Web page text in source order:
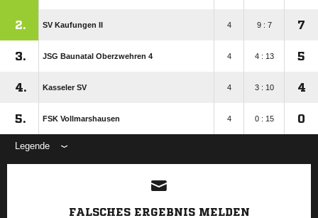
2. SV Kaufungen II 4 9 : 7 7
3. JSG Baunatal Oberzwehren 4 4 4 : 13 5
4. Kasseler SV 4 3 : 10 4
5. FSK Vollmarshausen 4 0 : 15 0
Legende
ANZEIGE
FALSCHES ERGEBNIS MELDEN